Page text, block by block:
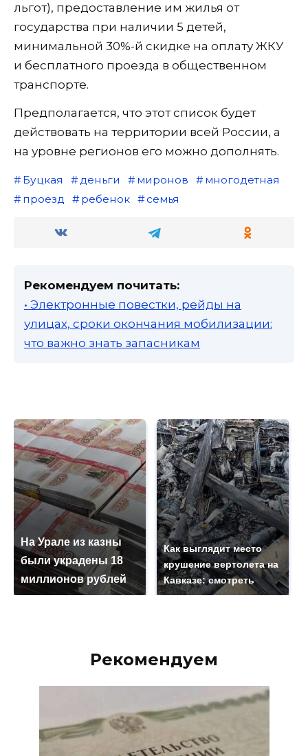
льгот), предоставление им жилья от
государства при наличии 5 детей,
минимальной 30%-й скидке на оплату ЖКУ
и бесплатного проезда в общественном
транспорте.
Предполагается, что этот список будет
действовать на территории всей России, а
на уровне регионов его можно дополнять.
Буцкая деньги миронов
многодетная
проезд
ребенок семья
Рекомендуем почитать:
• Электронные повестки, рейды на
улицах, сроки окончания мобилизации:
что важно знать запасникам
На Урале из казны
были украдены 18
миллионов рублей
Как выглядит место
крушение вертолета на
Кавказе: смотреть
Рекомендуем